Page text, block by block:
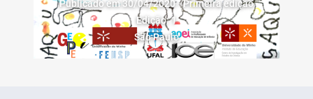
Publicado em 30/04/2020 - Primeira edição
Edição: 1
São Paulo